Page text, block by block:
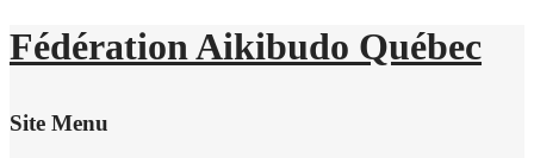
Fédération Aikibudo Québec
Site Menu